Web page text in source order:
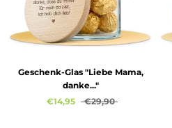
Geschenk-Glas "Liebe Mama,
danke..."
€14,95
€29,90